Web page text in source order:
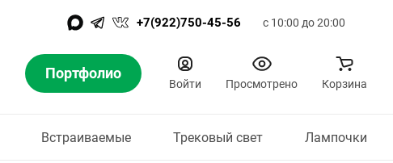
+7(922)750-45-56 с 10:00 до 20:00
Портфолио
Войти Просмотрено Корзина
Встраиваемые Трековый свет Лампочки